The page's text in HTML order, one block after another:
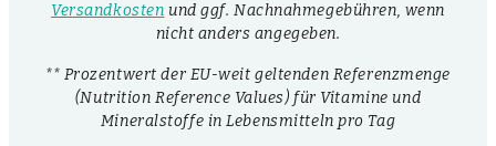
Versandkosten und ggf. Nachnahmegebühren, wenn
nicht anders angegeben.
** Prozentwert der EU-weit geltenden Referenzmenge
(Nutrition Reference Values) für Vitamine und
Mineralstoffe in Lebensmitteln pro Tag